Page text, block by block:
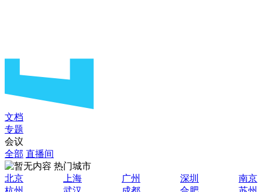
文档
专题
会议
全部 直播间
热门城市
北京
上海 广州 深圳
南京